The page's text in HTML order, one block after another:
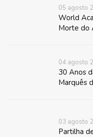
05 agosto
World
Morte do
04 agosto
30 Anos
Marquês
03 agosto
Partilha